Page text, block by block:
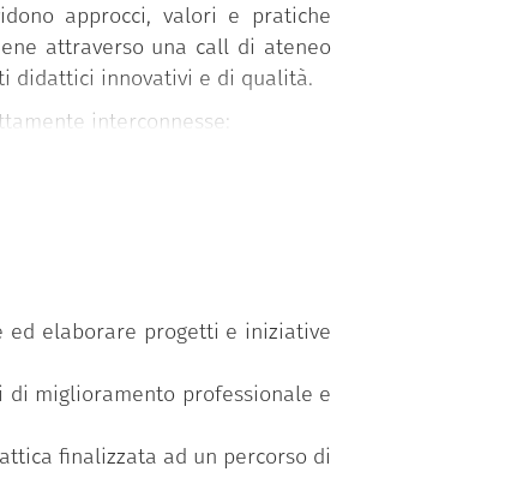
approcci, valori e pratiche
attraverso una call di ateneo
didattici innovativi e di qualità.
interconnesse:
dall’altro lato si valida
coinvolgimento degli studenti,
utile per rafforzare i livelli di
in vista di possibili
ed elaborare progetti e iniziative
miglioramento professionale e
finalizzata ad un percorso di